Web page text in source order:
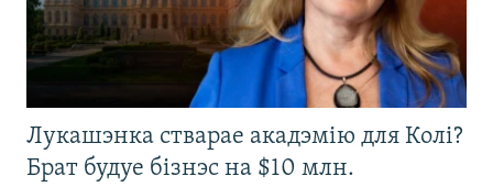
Лукашэнка стварае акадэмію для Колі?
Брат будуе бізнэс на $10 млн.